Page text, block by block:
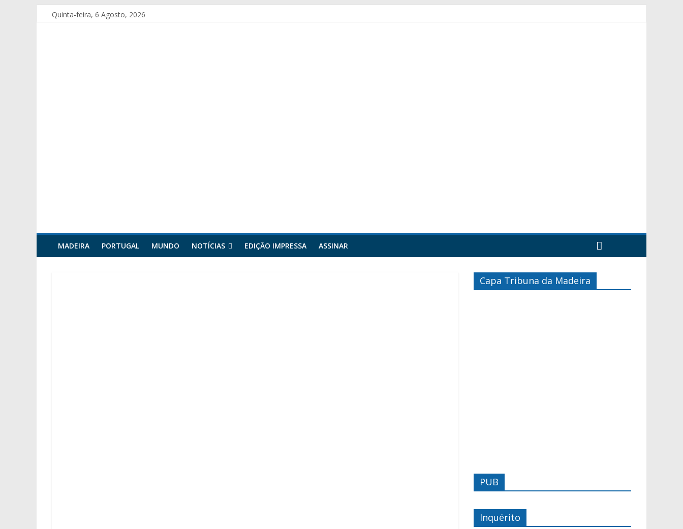
Quinta-feira, 6 Agosto, 2026
MADEIRA PORTUGAL MUNDO NOTÍCIAS EDIÇÃO IMPRESSA ASSINAR
Capa Tribuna da Madeira
PUB
Inquérito